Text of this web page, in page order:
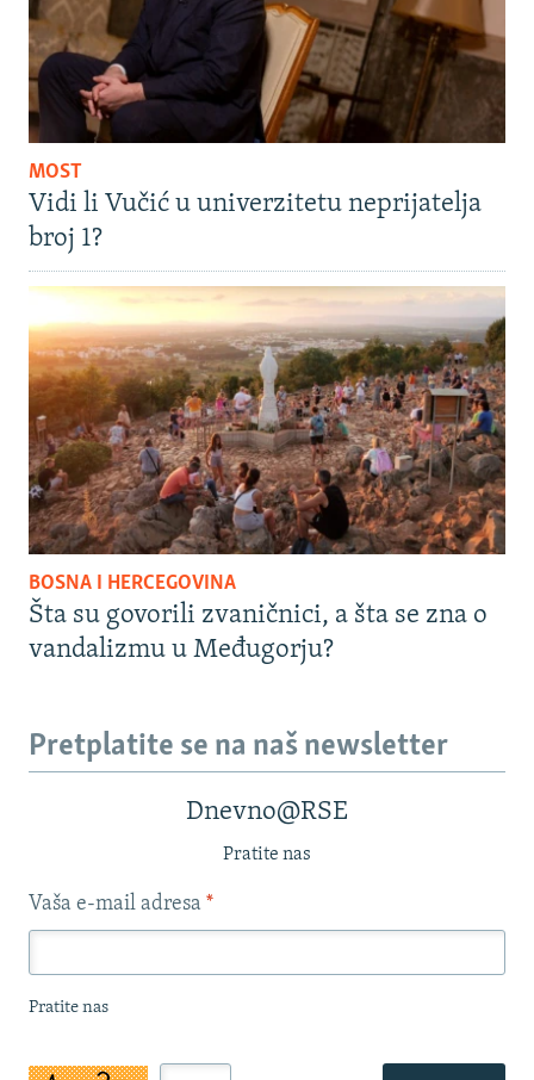
MOST
Vidi li Vučić u univerzitetu neprijatelja
broj 1?
BOSNA I HERCEGOVINA
Šta su govorili zvaničnici, a šta se zna o
vandalizmu u Međugorju?
Pretplatite se na naš newsletter
Dnevno@RSE
Pratite nas
Vaša e-mail adresa *
Pratite nas